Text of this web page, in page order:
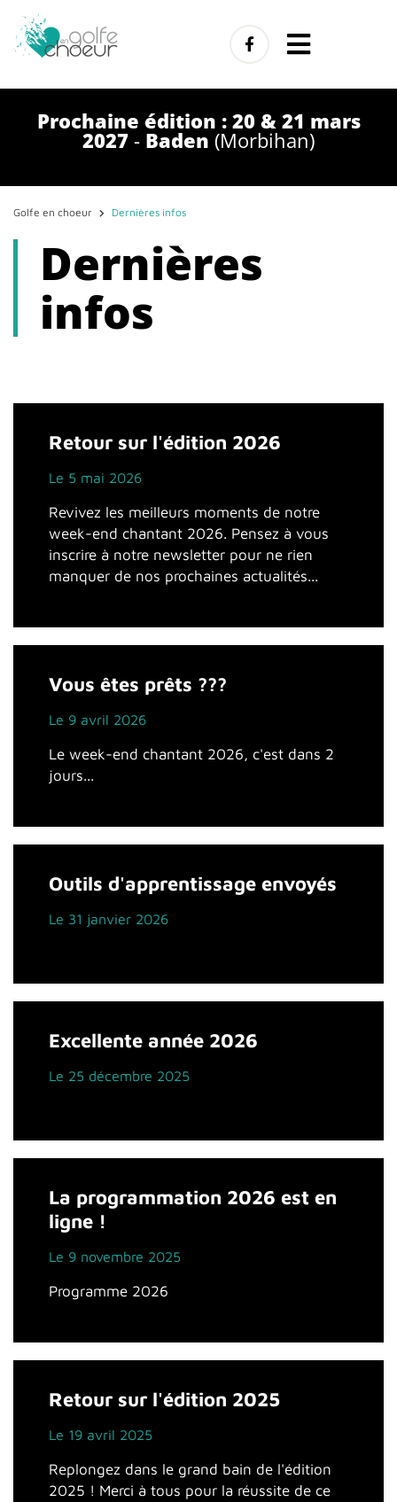
Prochaine édition : 20 & 21 mars
2027 - Baden (Morbihan)
Golfe en choeur Dernières infos
Dernières
infos
Retour sur l'édition 2026
Revivez les meilleurs moments de notre
week-end chantant 2026. Pensez à vous
inscrire à notre newsletter pour ne rien
manquer de nos prochaines actualités...
Le 5 mai 2026
Vous êtes prêts ???
Le week-end chantant 2026, c'est dans 2
jours...
Le 9 avril 2026
Outils d'apprentissage envoyés
Le 31 janvier 2026
Excellente année 2026
Le 25 décembre 2025
La programmation 2026 est en
ligne !
Programme 2026
Le 9 novembre 2025
Retour sur l'édition 2025
Replongez dans le grand bain de l'édition
2025 ! Merci à tous pour la réussite de ce
Le 19 avril 2025